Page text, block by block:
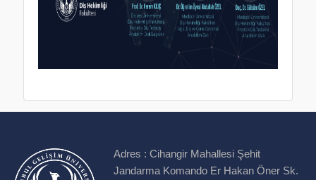
Adres : Cihangir Mahallesi Şehit
Jandarma Komando Er Hakan Öner Sk.